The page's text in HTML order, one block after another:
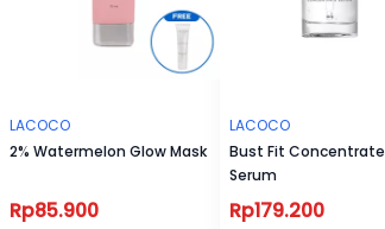
LACOCO
2% Watermelon Glow Mask
Rp85.900
LACOCO
Bust Fit Concentrate
Serum
Rp179.200